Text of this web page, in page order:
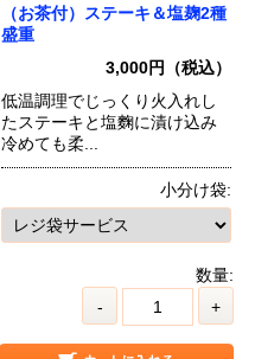
（お茶付）ステーキ＆塩麹2種
盛重
3,000円（税込）
低温調理でじっくり火入れし
たステーキと塩麴に漬け込み
冷めても柔...
小分け袋:
数量:
-
+